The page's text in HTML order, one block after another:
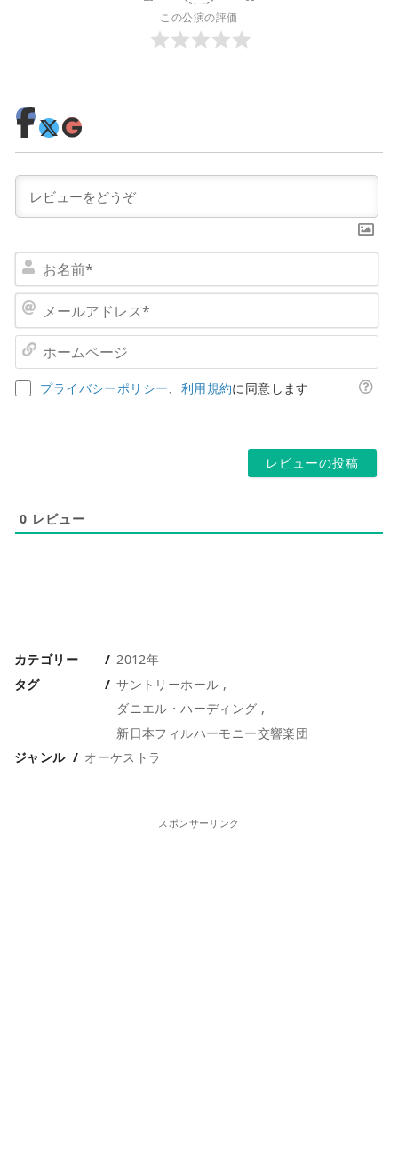
この公演の評価
名
ア
ー
プライバシーポリシー、 利用規約に同意します
0 レビュー
カテゴリー
2012年
タグ
サントリーホール
ダニエル・ハーディング
新日本フィルハーモニー交響楽団
ジャンル
オーケストラ
スポンサーリンク